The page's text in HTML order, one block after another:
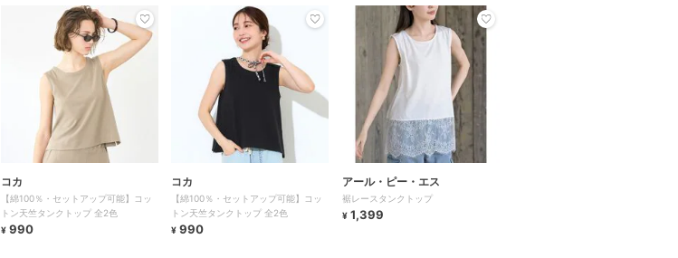
コカ
【綿100％・セットアップ可能】コッ
トン天竺タンクトップ 全2色
¥ 990
コカ
【綿100％・セットアップ可能】コッ
トン天竺タンクトップ 全2色
¥ 990
アール・ピー・エス
裾レースタンクトップ
¥ 1,399